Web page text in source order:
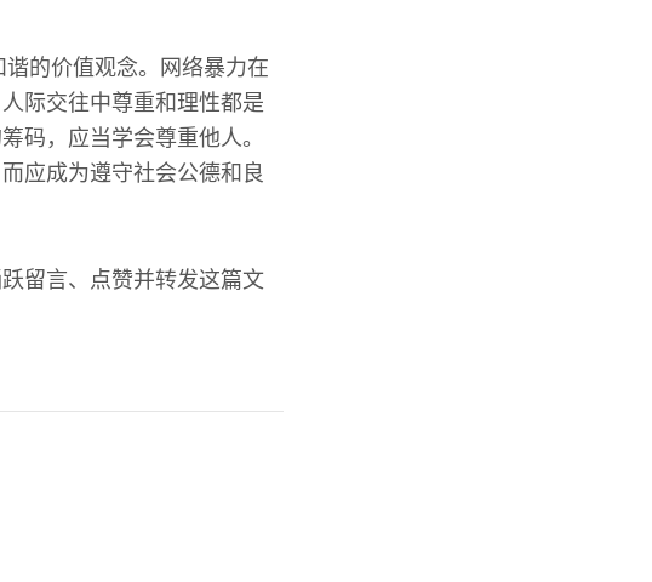
的价值观念。网络暴力在
际交往中尊重和理性都是
码，应当学会尊重他人。
应成为遵守社会公德和良
留言、点赞并转发这篇文